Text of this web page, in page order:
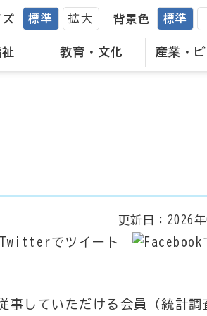
教育・文化 産業・
ズ 標準 拡大 背景色 標準
更新日： 2026
事していただける会員（統計調